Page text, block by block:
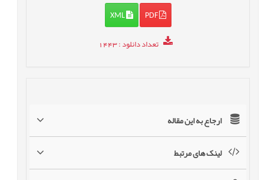
PDF
XML
تعداد دانلود: 1443
ارجاع به این مقاله
لینک های مرتبط